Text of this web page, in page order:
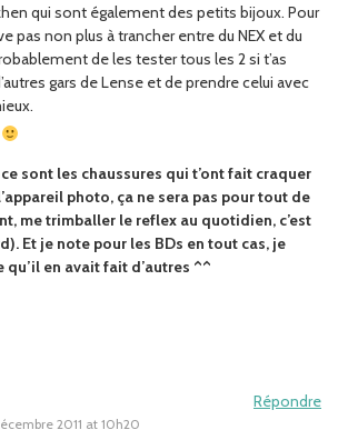
qui sont également des petits bijoux. Pour
pas non plus à trancher entre du NEX et du
de les tester tous les 2 si t’as
gars de Lense et de prendre celui avec
sont les chaussures qui t’ont fait craquer
photo, ça ne sera pas pour tout de
me trimballer le reflex au quotidien, c’est
Et je note pour les BDs en tout cas, je
qu’il en avait fait d’autres ^^
2011 at 10h20
Répondre